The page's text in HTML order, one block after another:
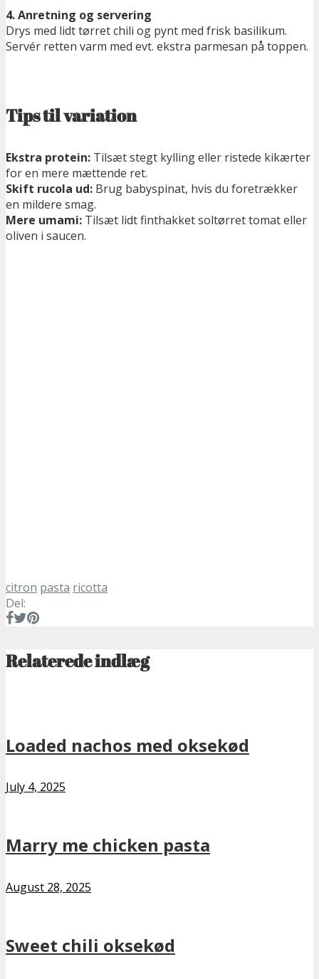
4. Anretning og servering
Drys med lidt tørret chili og pynt med frisk basilikum.
Servér retten varm med evt. ekstra parmesan på toppen.
Tips til variation
Ekstra protein: Tilsæt stegt kylling eller ristede kikærter
for en mere mættende ret.
Skift rucola ud: Brug babyspinat, hvis du foretrækker
en mildere smag.
Mere umami: Tilsæt lidt finthakket soltørret tomat eller
oliven i saucen.
citron pasta ricotta
Del:
Relaterede indlæg
Loaded nachos med oksekød
July 4, 2025
Marry me chicken pasta
August 28, 2025
Sweet chili oksekød